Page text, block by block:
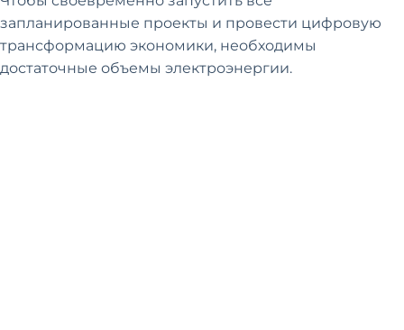
запланированные проекты и провести цифровую
трансформацию экономики, необходимы
достаточные объемы электроэнергии.